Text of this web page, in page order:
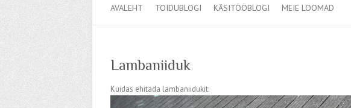
AVALEHT TOIDUBLOGI KÄSITÖÖBLOGI MEIE LOOMAD
Lambaniiduk
Kuidas ehitada lambaniidukit: